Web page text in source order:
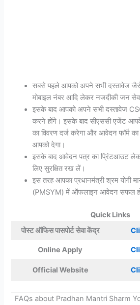
सबसे पहले आपको अपने सभी दस्तावेज
मोबाइल नंबर आदि लेकर नजदीकी जन
इसके बाद आपको अपने सभी दस्तावेज
करने होंगे। इसके बाद सीएससी एजेंट
का विवरण दर्ज करेगा और आवेदन फॉर्म
आपको देगा।
इसके बाद आवेदन पत्र का प्रिंटआउट
लिए सुरक्षित रख लें।
इस तरह आपका प्रधानमंत्री श्रम योगी
(PMSYM) में ऑफलाइन आवेदन सफल हो
Quick Links
पोस्ट ऑफिस पासपोर्ट सेवा केंद्र
Online Apply
Official Website
FAQs about Pradhan Mantri Sharm